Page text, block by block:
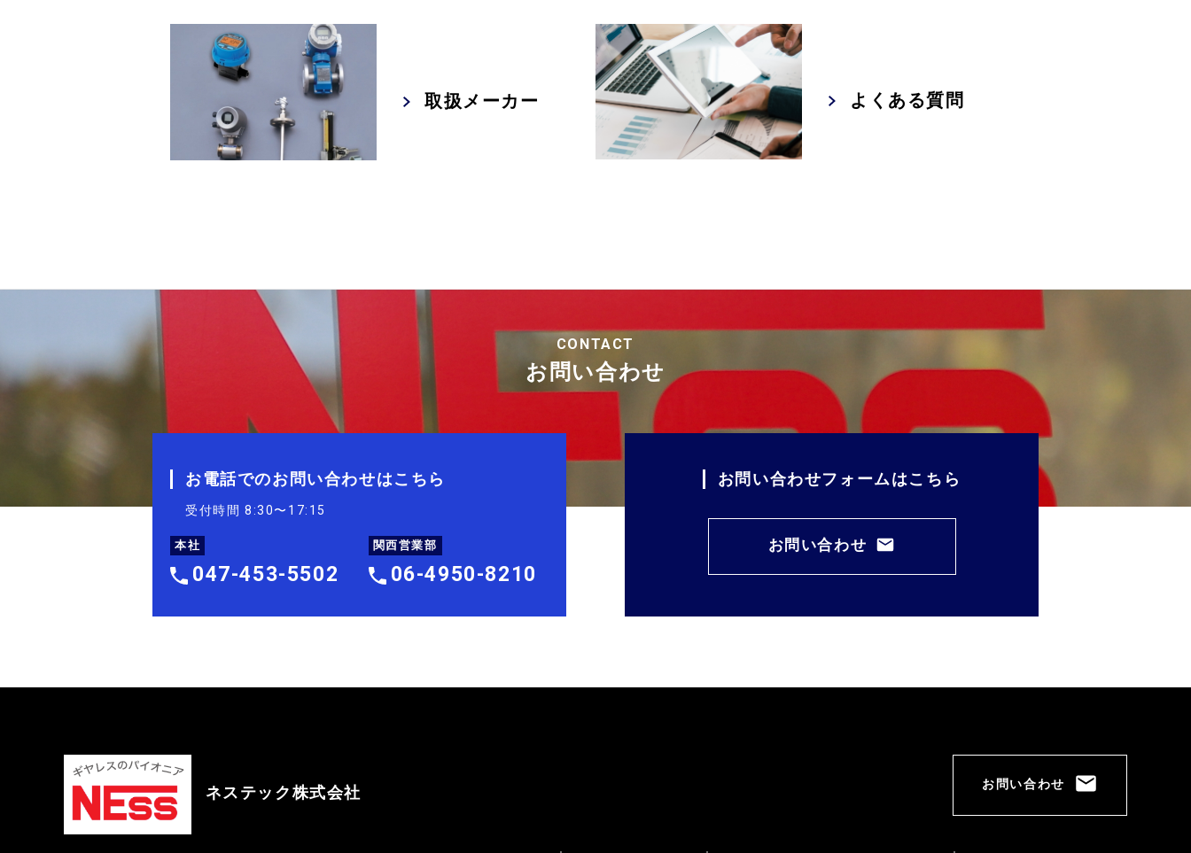
取扱メーカー よくある質問
CONTACT
お問い合わせ
お電話でのお問い合わせはこちら
受付時間 8:30〜17:15
本社
047-453-5502
関西営業部
06-4950-8210
お問い合わせフォームはこちら
お問い合わせ
ネステック株式会社 お問い合わせ